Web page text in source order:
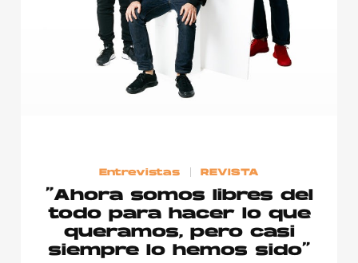
Entrevistas REVISTA
“Ahora somos libres del
todo para hacer lo que
queramos, pero casi
siempre lo hemos sido”